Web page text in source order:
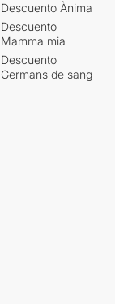
Descuento Ànima
Descuento
Mamma mia
Descuento
Germans de sang